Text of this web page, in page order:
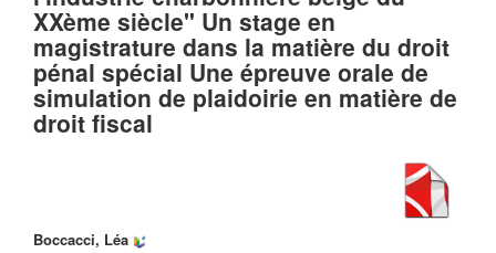
XXème siècle" Un stage en
magistrature dans la matière du droit
pénal spécial Une épreuve orale de
simulation de plaidoirie en matière de
droit fiscal
Boccacci, Léa